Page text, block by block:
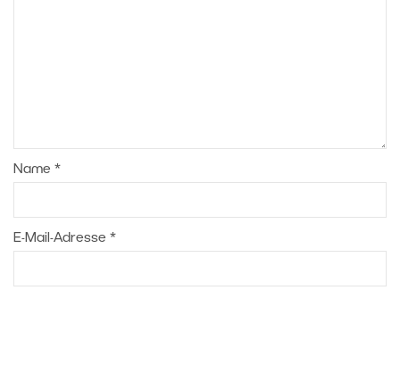
Name *
E-Mail-Adresse *